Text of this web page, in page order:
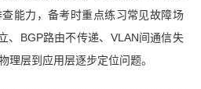
能力，备考时重点练习常见故障场
、BGP路由不传递、VLAN间通信失
理层到应用层逐步定位问题。